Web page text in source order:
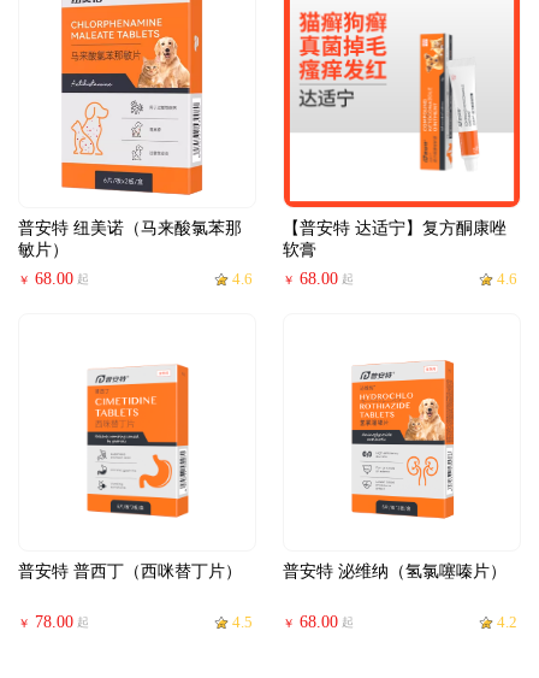
普安特 纽美诺（马来酸氯苯那
敏片）
￥ 68.00 起 4.6
【普安特 达适宁】复方酮康唑
软膏
￥ 68.00 起 4.6
普安特 普西丁（西咪替丁片）
￥ 78.00 起 4.5
普安特 泌维纳（氢氯噻嗪片）
￥ 68.00 起 4.2